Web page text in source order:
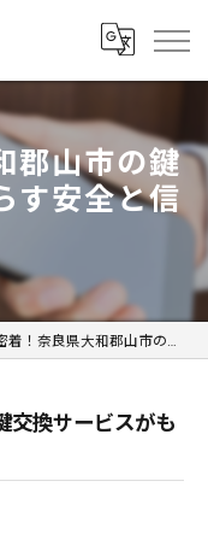
郡山市の鍵
す安全と信
良県大和郡山市の鍵交換サービスがもたらす安全と信頼
交換サービスがも